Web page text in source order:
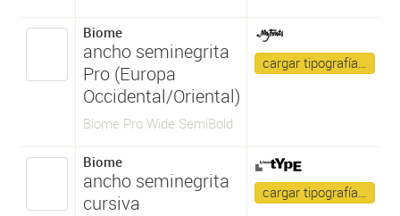
Biome
ancho seminegrita
Pro (Europa
Occidental/Oriental)
Biome Pro Wide SemiBold
cargar tipografía…
Biome
ancho seminegrita
cursiva
cargar tipografía…